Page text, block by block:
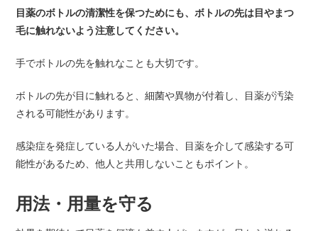
目薬のボトルの清潔性を保つためにも、ボトルの先は目やまつ
毛に触れないよう注意してください。
手でボトルの先を触れなことも大切です。
ボトルの先が目に触れると、細菌や異物が付着し、目薬が汚染
される可能性があります。
感染症を発症している人がいた場合、目薬を介して感染する可
能性があるため、他人と共用しないこともポイント。
用法・用量を守る